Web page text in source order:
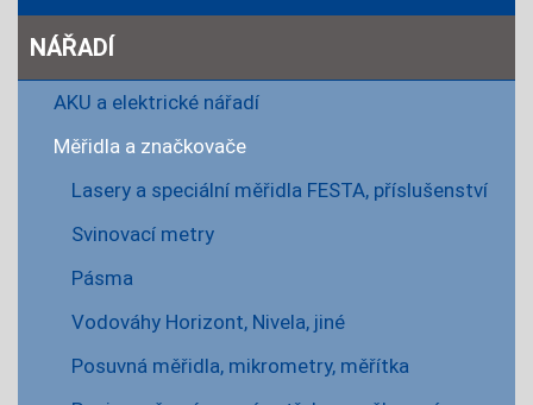
NÁŘADÍ
AKU a elektrické nářadí
Měřidla a značkovače
Lasery a speciální měřidla FESTA, příslušenství
Svinovací metry
Pásma
Vodováhy Horizont, Nivela, jiné
Posuvná měřidla, mikrometry, měřítka